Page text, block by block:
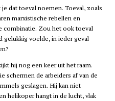
dat toeval noemen. Toeval, zoals
marxistische rebellen en
combinatie. Zou het ook toeval
gelukkig voelde, in ieder geval
hij nog een keer uit het raam.
schermen de arbeiders af van de
geslagen. Hij kan niet
helikoper hangt in de lucht, vlak